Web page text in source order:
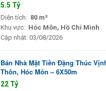
5.5 Tỷ
Diện tích: 80 m²
Khu vực: Hóc Môn, Hồ Chí Minh
Cập nhật: 03/08/2026
Bán Nhà Mặt Tiền Đặng Thúc
Thôn, Hóc Môn – 6X50m
22 Tỷ